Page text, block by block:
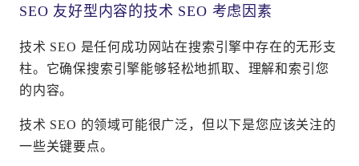
SEO 友好型内容的技术 SEO 考虑因素
技术 SEO 是任何成功网站在搜索引擎中存在的无形支
柱。它确保搜索引擎能够轻松地抓取、理解和索引您
的内容。
技术 SEO 的领域可能很广泛，但以下是您应该关注的
一些关键要点。